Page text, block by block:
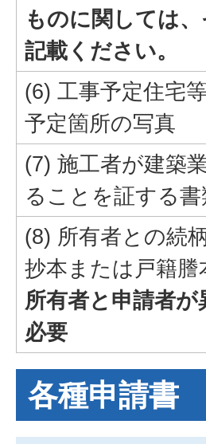
ものに関しては
記載ください。
(6) 工事予定住宅
予定箇所の写真
(7) 施工者が建築
ることを証する書
(8) 所有者との続
抄本または戸籍謄
所有者と申請者
必要
各種申請書